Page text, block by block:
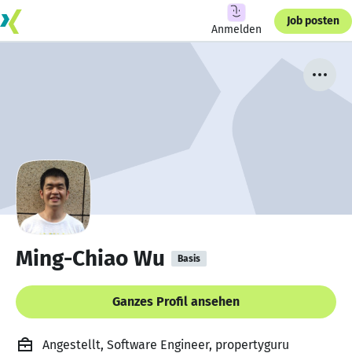
Anmelden
Job posten
Ming-Chiao Wu Basis
Ganzes Profil ansehen
Angestellt, Software Engineer, propertyguru